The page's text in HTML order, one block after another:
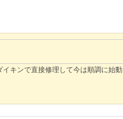
キンで直接修理して今は順調に始動